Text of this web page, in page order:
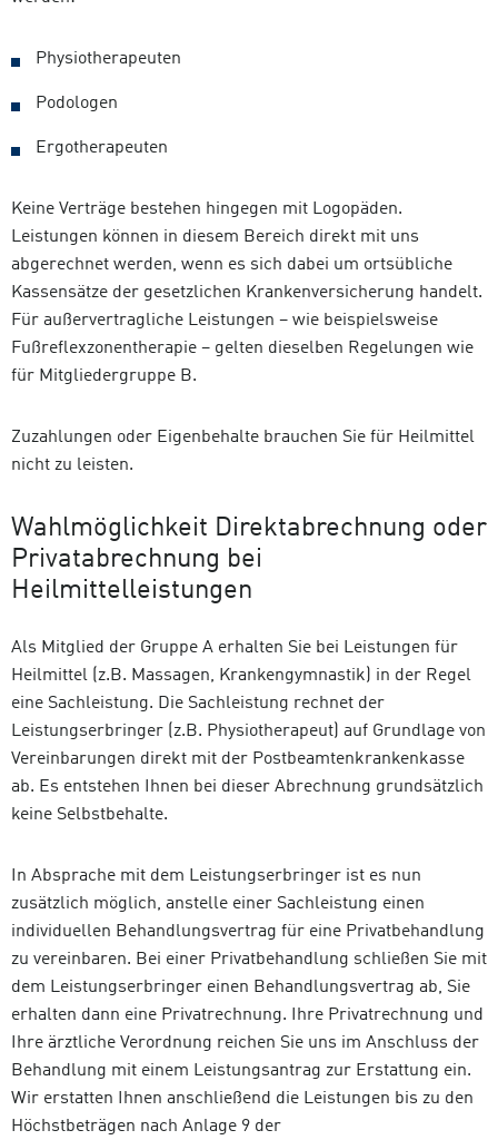
Physiotherapeuten
Podologen
Ergotherapeuten
Keine Verträge bestehen hingegen mit Logopäden.
Leistungen können in diesem Bereich direkt mit uns
abgerechnet werden, wenn es sich dabei um ortsübliche
Kassensätze der gesetzlichen Krankenversicherung handelt.
Für außervertragliche Leistungen – wie beispielsweise
Fußreflexzonentherapie – gelten dieselben Regelungen wie
für Mitgliedergruppe B.
Zuzahlungen oder Eigenbehalte brauchen Sie für Heilmittel
nicht zu leisten.
Wahlmöglichkeit Direktabrechnung oder
Privatabrechnung bei
Heilmittelleistungen
Als Mitglied der Gruppe A erhalten Sie bei Leistungen für
Heilmittel (z.B. Massagen, Krankengymnastik) in der Regel
eine Sachleistung. Die Sachleistung rechnet der
Leistungserbringer (z.B. Physiotherapeut) auf Grundlage von
Vereinbarungen direkt mit der Postbeamtenkrankenkasse
ab. Es entstehen Ihnen bei dieser Abrechnung grundsätzlich
keine Selbstbehalte.
In Absprache mit dem Leistungserbringer ist es nun
zusätzlich möglich, anstelle einer Sachleistung einen
individuellen Behandlungsvertrag für eine Privatbehandlung
zu vereinbaren. Bei einer Privatbehandlung schließen Sie mit
dem Leistungserbringer einen Behandlungsvertrag ab, Sie
erhalten dann eine Privatrechnung. Ihre Privatrechnung und
Ihre ärztliche Verordnung reichen Sie uns im Anschluss der
Behandlung mit einem Leistungsantrag zur Erstattung ein.
Wir erstatten Ihnen anschließend die Leistungen bis zu den
Höchstbeträgen nach Anlage 9 der